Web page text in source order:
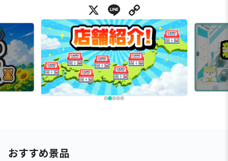
X Line
おすすめ景品